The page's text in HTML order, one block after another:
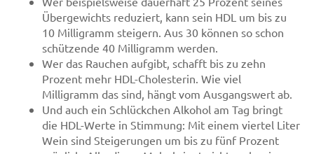
Übergewichts reduziert, kann sein HDL um bis zu
10 Milligramm steigern. Aus 30 können so schon
schützende 40 Milligramm werden.
Wer das Rauchen aufgibt, schafft bis zu zehn
Prozent mehr HDL-Cholesterin. Wie viel
Milligramm das sind, hängt vom Ausgangswert ab.
Und auch ein Schlückchen Alkohol am Tag bringt
die HDL-Werte in Stimmung: Mit einem viertel Liter
Wein sind Steigerungen um bis zu fünf Prozent